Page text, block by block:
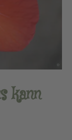
kann